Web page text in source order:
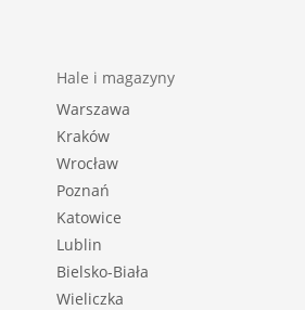
Hale i magazyny
Warszawa
Kraków
Wrocław
Poznań
Katowice
Lublin
Bielsko-Biała
Wieliczka